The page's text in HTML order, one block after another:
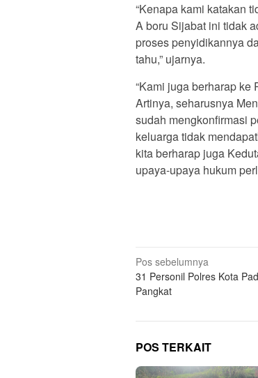
“Kenapa kami katakan
A boru Sijabat ini tidak
proses penyidikannya
tahu,” ujarnya.
“Kami juga berharap
Artinya, seharusnya
sudah mengkonfirmasi
keluarga tidak
kita berharap juga
upaya-upaya hukum
Navigasi
pos
Pos sebelumnya
31 Personil Polres Kota
Pangkat
POS TERKAIT